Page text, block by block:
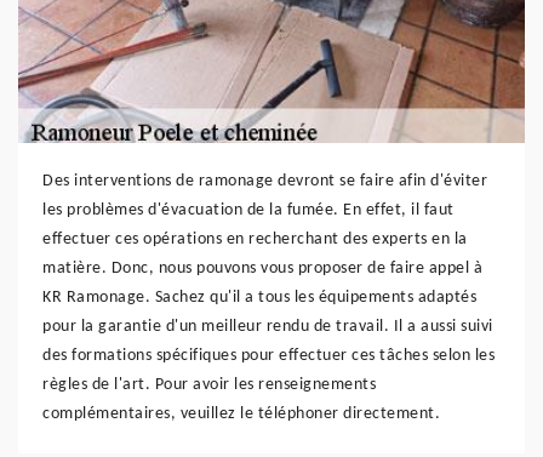
Des interventions de ramonage devront se faire afin d'éviter
les problèmes d'évacuation de la fumée. En effet, il faut
effectuer ces opérations en recherchant des experts en la
matière. Donc, nous pouvons vous proposer de faire appel à
KR Ramonage. Sachez qu'il a tous les équipements adaptés
pour la garantie d'un meilleur rendu de travail. Il a aussi suivi
des formations spécifiques pour effectuer ces tâches selon les
règles de l'art. Pour avoir les renseignements
complémentaires, veuillez le téléphoner directement.